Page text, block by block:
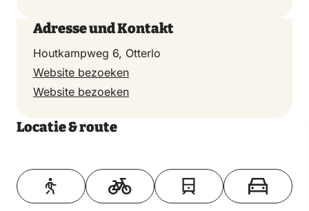
Adresse und Kontakt
Houtkampweg 6, Otterlo
Website bezoeken
Website bezoeken
Locatie & route
Toon op kaart